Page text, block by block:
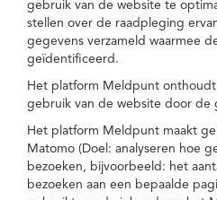
gebruik van de website te
stellen over de raadpleging
gegevens verzameld waarmee
geïdentificeerd.
Het platform Meldpunt
gebruik van de website door de
Het platform Meldpunt maakt
Matomo (Doel: analyseren hoe
bezoeken, bijvoorbeeld: het
bezoeken aan een bepaalde